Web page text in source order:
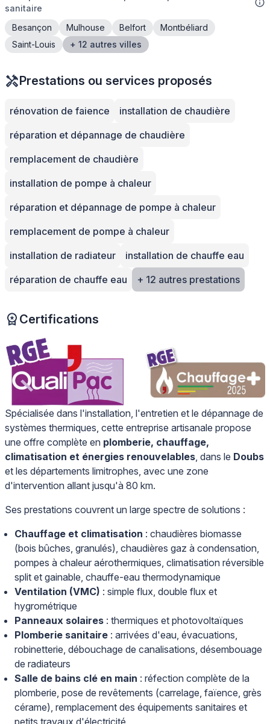
sanitaire
Besançon
Mulhouse Belfort
Montbéliard
Saint-Louis
+ 12 autres villes
Prestations ou services proposés
rénovation de faience
installation de chaudière
réparation et dépannage de chaudière
remplacement de chaudière
installation de pompe à chaleur
réparation et dépannage de pompe à chaleur
remplacement de pompe à chaleur
installation de radiateur
installation de chauffe eau
réparation de chauffe eau
+ 12 autres prestations
Certifications
Spécialisée dans l'installation, l'entretien et le dépannage de
systèmes thermiques, cette entreprise artisanale propose
une offre complète en plomberie, chauffage,
climatisation et énergies renouvelables , dans le Doubs
et les départements limitrophes, avec une zone
d'intervention allant jusqu'à 80 km.
Ses prestations couvrent un large spectre de solutions :
Chauffage et climatisation : chaudières biomasse
(bois bûches, granulés), chaudières gaz à condensation,
pompes à chaleur aérothermiques, climatisation réversible
split et gainable, chauffe-eau thermodynamique
Ventilation (VMC) : simple flux, double flux et
hygrométrique
Panneaux solaires : thermiques et photovoltaïques
Plomberie sanitaire : arrivées d'eau, évacuations,
robinetterie, débouchage de canalisations, désembouage
de radiateurs
Salle de bains clé en main : réfection complète de la
plomberie, pose de revêtements (carrelage, faïence, grès
cérame), remplacement des équipements sanitaires et
petits travaux d'électricité